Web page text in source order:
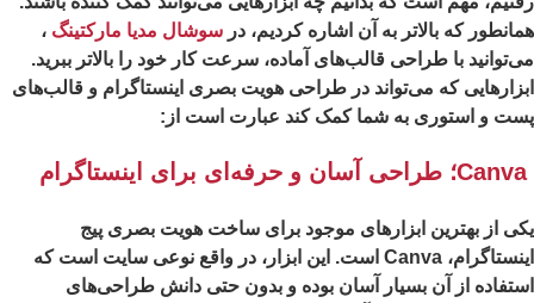
که بالاتر به آن اشاره کردیم، در سوشال مدیا مارکتینگ،
با طراحی قالب‌های آماده، سرعت کار خود را بالاتر ببرید.
که می‌تواند در طراحی هویت بصری اینستاگرام و قالب‌های
و استوری به شما کمک کند عبارت است از:
از بهترین ابزارهای موجود برای ساخت هویت بصری پیج
اینستاگرام، Canva است. این ابزار، در واقع نوعی سایت است که
از آن بسیار آسان بوده و بدون حتی دانش طراحی‌های